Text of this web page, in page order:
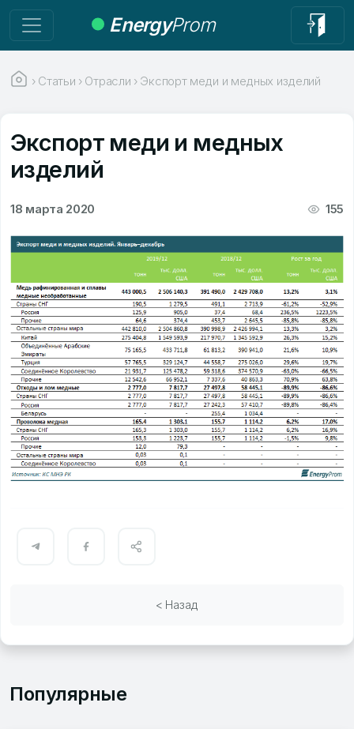
EnergyProm
› Статьи › Отрасли › Экспорт меди и медных изделий
Экспорт меди и медных
изделий
18 марта 2020 155
< Назад
Популярные